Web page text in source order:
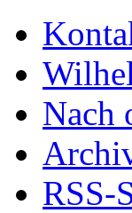
Nach
RSS-